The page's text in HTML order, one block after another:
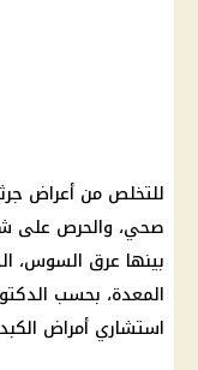
للتخلص من أعراض
صحي، والحرص على
بينها عرق السوس،
المعدة، بحسب
استشاري أمراض